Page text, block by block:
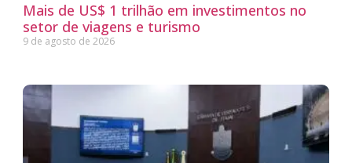
Mais de US$ 1 trilhão em investimentos no
setor de viagens e turismo
9 de agosto de 2026